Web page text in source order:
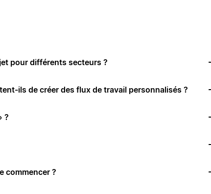
pour différents secteurs ?
ils de créer des flux de travail personnalisés ?
?
commencer ?